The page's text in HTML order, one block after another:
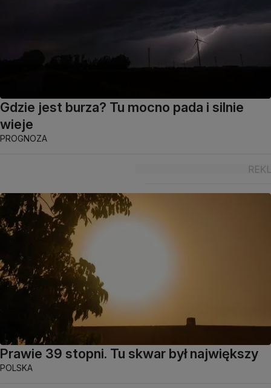
Gdzie jest burza? Tu mocno pada i silnie
wieje
PROGNOZA
Prawie 39 stopni. Tu skwar był największy
POLSKA